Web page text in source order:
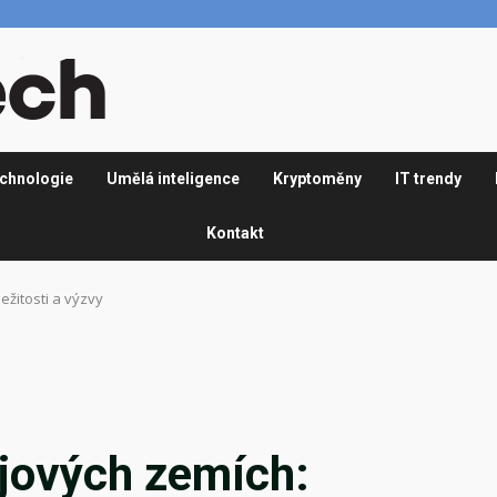
Umělá inteligence Kryptoměny IT trendy
Kontakt
a výzvy
zemích: